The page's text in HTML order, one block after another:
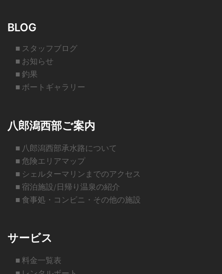
BLOG
■ スタッフブログ
■ お知らせ
■ 釣果
■ ボートギャラリー
八郎潟西部ご案内
■ 八郎潟西部承水路について
■ 危険エリアマップ
■ シェルターマリンまでのアクセス
■ 宿泊施設/日帰り温泉の紹介
■ 食事処・コンビニ・その他の施設
サービス
■ 料金一覧表